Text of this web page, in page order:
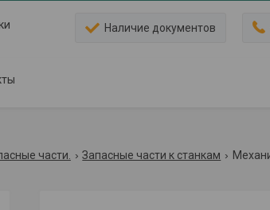
Наличие документов
части. Запасные части к станкам